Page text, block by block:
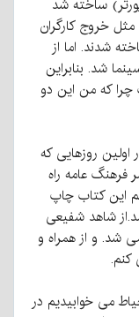
ساخته شد
خروج کارگران
شدند. اما از
شد. بنابراین
که من این دو
روزهایی که
فرهنگ عامه راه
این کتاب چاپ
شاهد شفیعی
شد. و از همراه و
می خوابیدیم در